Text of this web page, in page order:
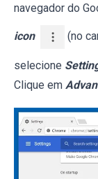
navegador do
icon (no
selecione
Clique em